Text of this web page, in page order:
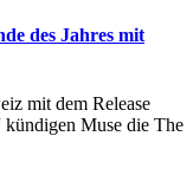
des Jahres mit
mit dem Release
kündigen Muse die The